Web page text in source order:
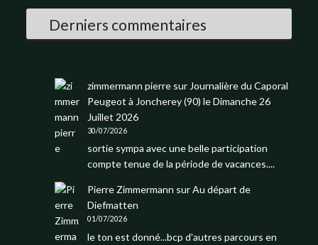
Derniers commentaires
zimmermann pierresurJournalière du Caporal
Peugeot à Joncherey (90) le Dimanche 26
Juillet 2026
30/07/2026
sortie sympa avec une belle participation
compte tenue de la période de vacances....
Pierre Zimmermann surAu départ de
Diefmatten
01/07/2026
le ton est donné...bcp d'autres parcours en